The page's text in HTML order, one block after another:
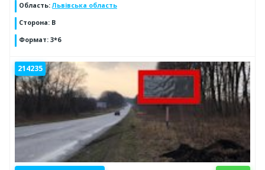
Область:Львівська область
Сторона: В
Формат: 3*6
214235